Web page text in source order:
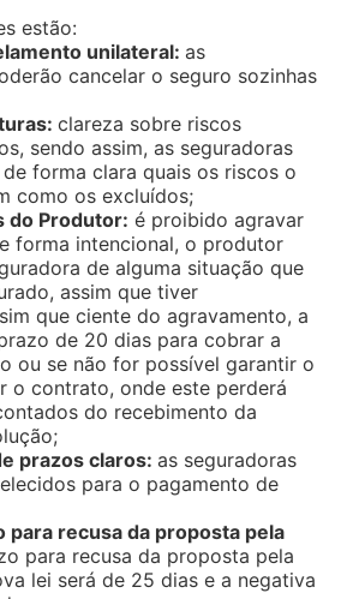
estão:
unilateral: as
cancelar o seguro sozinhas
clareza sobre riscos
sendo assim, as seguradoras
forma clara quais os riscos o
como os excluídos;
do Produtor: é proibido agravar
forma intencional, o produtor
de alguma situação que
assim que tiver
que ciente do agravamento, a
de 20 dias para cobrar a
ou se não for possível garantir o
o contrato, onde este perderá
do recebimento da
prazos claros: as seguradoras
para o pagamento de
para recusa da proposta pela
para recusa da proposta pela
lei será de 25 dias e a negativa